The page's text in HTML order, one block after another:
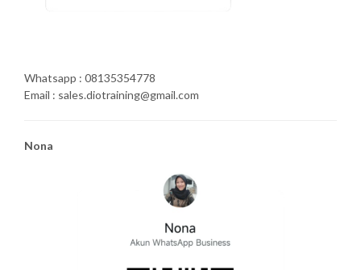
Whatsapp : 08135354778
Email : sales.diotraining@gmail.com
Nona